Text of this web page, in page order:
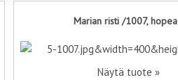
Marian risti /1007, hopea
Näytä tuote »